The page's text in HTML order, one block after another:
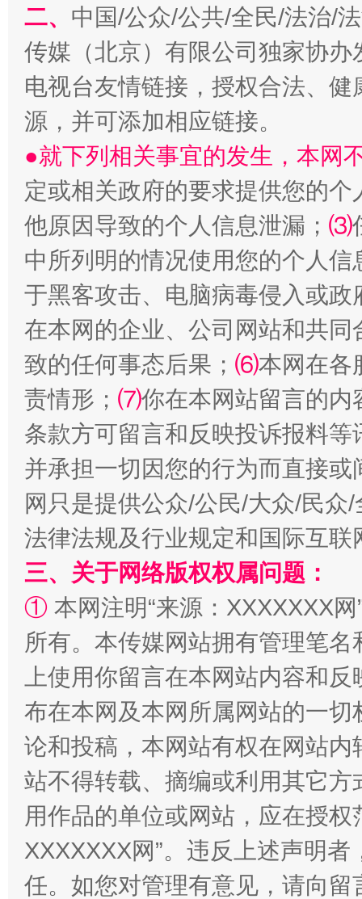
“刷贴”乱象丛生
生
揭批美国五大"原罪" "炒
解纷+调解+退费，一次搞定
二、 中国/公众/公共/全民/法治/
传媒（北京）有限公司独家协
电视台友情链接，授权合法、
源，并可添加相应链接。
●就下列相关事宜的发生，本网
定或相关政府的要求提供您的个
他原因导致的个人信息泄漏； ⑶
中所列明的情况使用您的个人
于黑客攻击、电脑病毒侵入或
在本网的企业、公司网站和共
致的任何事态后果； ⑹本网在各
责情形； ⑺你在本网站留言的内
条款方可留言和反映投诉报料
并承担一切因您的行为而直接
网只是提供公众/公民/大众/民
法律法规及行业规定和国际互
三、关于网络版权权属问题：
① 本网注明“来源：XXXXXXX
所有。本传媒网站拥有管理笔
上使用你留言在本网站内容和
布在本网及本网所属网站的一
论和投稿，本网站有权在网站
站不得转载、摘编或利用其它
用作品的单位或网站，应在授
XXXXXXX网”。违反上述声明
任。如您对管理有意见，请向